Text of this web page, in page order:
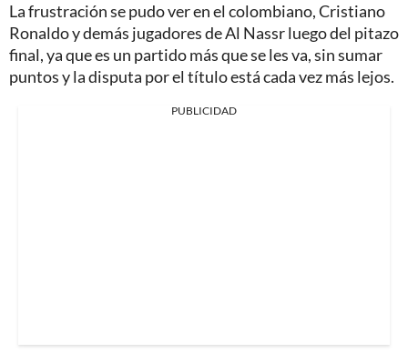
La frustración se pudo ver en el colombiano, Cristiano
Ronaldo y demás jugadores de Al Nassr luego del pitazo
final, ya que es un partido más que se les va, sin sumar
puntos y la disputa por el título está cada vez más lejos.
PUBLICIDAD